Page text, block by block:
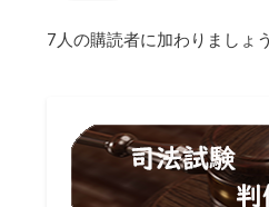
7人の購読者に加わりましょう